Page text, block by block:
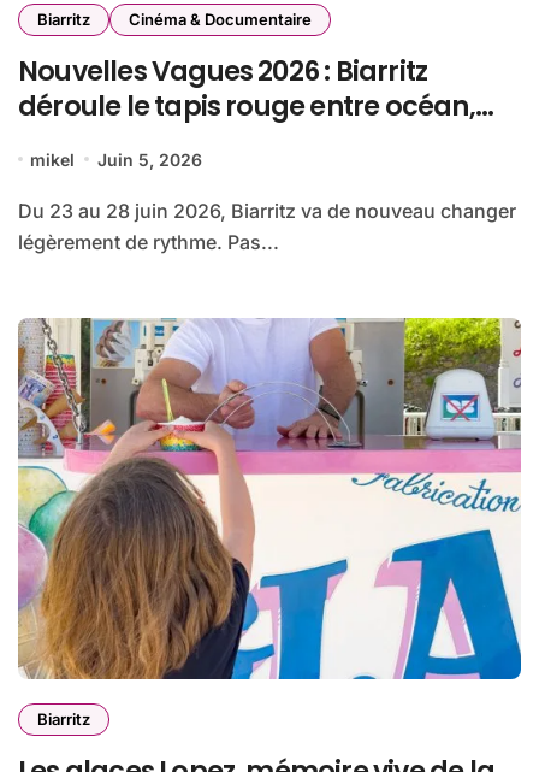
Biarritz Cinéma & Documentaire
Nouvelles Vagues 2026 : Biarritz
déroule le tapis rouge entre océan,
mikel Juin 5, 2026
Du 23 au 28 juin 2026, Biarritz va de nouveau changer
légèrement de rythme. Pas...
Biarritz